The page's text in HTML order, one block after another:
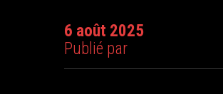
6 août 2025
Publié par